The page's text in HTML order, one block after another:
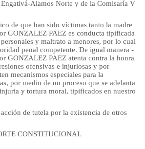
Alamos Norte y de la Comisaría V
de que han sido víctimas tanto la madre
GONZALEZ PAEZ es conducta tipificada
y maltrato a menores, por lo cual
penal competente. De igual manera -
GONZALEZ PAEZ atenta contra la honra
ofensivas e injuriosas y por
mecanismos especiales para la
por medio de un proceso que se adelanta
y tortura moral, tipificados en nuestro
de tutela por la existencia de otros
CONSTITUCIONAL